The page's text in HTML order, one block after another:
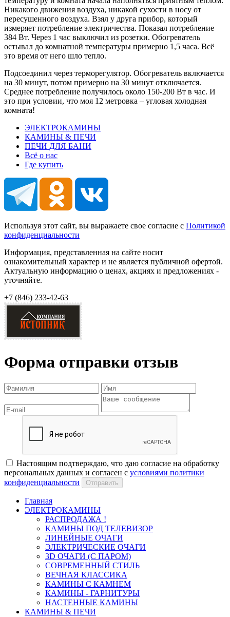
Никакого движения воздуха, никакой сухости в носу от
пересушенного воздуха. Взял у друга прибор, который
измеряет потребление электричества. Показал потребление
384 Вт. Через 1 час выключил из розетки. Обогреватель
остывал до комнатной температуры примерно 1,5 часа. Всё
это время от него шло тепло.
Подсоединил через терморегулятор. Обогреватель включается
на 30 минут, потом примерно на 30 минут отключается.
Среднее потребление получилось около 150-200 Вт в час. И
это при условии, что моя 12 метровка – угловая холодная
комната!
ЭЛЕКТРОКАМИНЫ
КАМИНЫ & ПЕЧИ
ПЕЧИ ДЛЯ БАНИ
Всё о нас
Где купить
Используя этот сайт, вы выражаете свое согласие с Политикой
конфиденциальности
Информация, представленная на сайте носит
ознакомительный характер и не является публичной офертой.
Актуальную информацию о ценах, акциях и предложениях -
уточняйте.
+7 (846) 233-42-63
Форма отправки отзыв
Настоящим подтверждаю, что даю согласие на обработку
персональных данных и согласен с условиями политики
конфиденциальности
Отправить
Главная
ЭЛЕКТРОКАМИНЫ
РАСПРОДАЖА !
КАМИНЫ ПОД ТЕЛЕВИЗОР
ЛИНЕЙНЫЕ ОЧАГИ
ЭЛЕКТРИЧЕСКИЕ ОЧАГИ
3D ОЧАГИ (С ПАРОМ)
СОВРЕМЕННЫЙ СТИЛЬ
ВЕЧНАЯ КЛАССИКА
КАМИНЫ С КАМНЕМ
КАМИНЫ - ГАРНИТУРЫ
НАСТЕННЫЕ КАМИНЫ
КАМИНЫ & ПЕЧИ